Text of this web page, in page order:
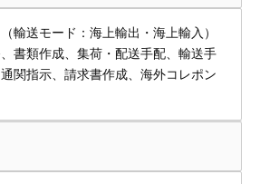
輸送モード：海上輸出・海上輸入）
書類作成、集荷・配送手配、輸送手
関指示、請求書作成、海外コレポン